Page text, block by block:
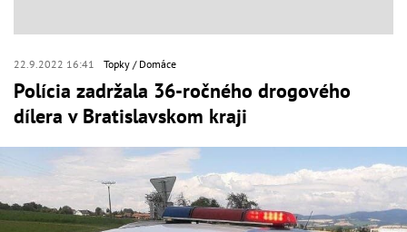
22.9.2022 16:41 Topky Domáce
Polícia zadržala 36-ročného drogového
dílera v Bratislavskom kraji